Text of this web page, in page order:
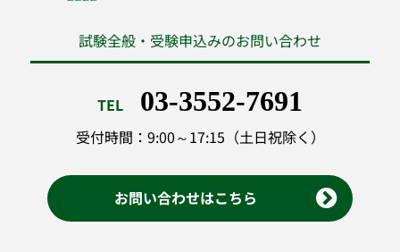
試験全般・受験申込みのお問い合わせ
TEL 03-3552-7691
受付時間：9:00～17:15（土日祝除く）
お問い合わせはこちら